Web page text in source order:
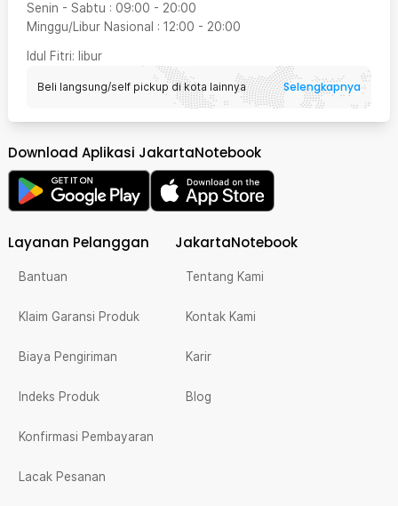
Senin - Sabtu : 09:00 - 20:00
Minggu/Libur Nasional : 12:00 - 20:00
Idul Fitri: libur
Beli langsung/self pickup di kota lainnya Selengkapnya
Download Aplikasi JakartaNotebook
Layanan Pelanggan
Bantuan
Klaim Garansi Produk
Biaya Pengiriman
Indeks Produk
Konfirmasi Pembayaran
Lacak Pesanan
JakartaNotebook
Tentang Kami
Kontak Kami
Karir
Blog